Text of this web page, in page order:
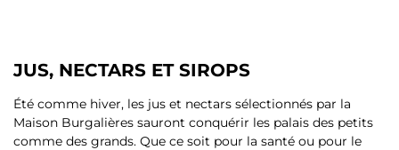
JUS, NECTARS ET SIROPS
Été comme hiver, les jus et nectars sélectionnés par la
Maison Burgalières sauront conquérir les palais des petits
comme des grands. Que ce soit pour la santé ou pour le